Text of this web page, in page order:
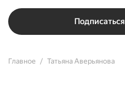
Подписаться
Главное Татьяна Аверьянова